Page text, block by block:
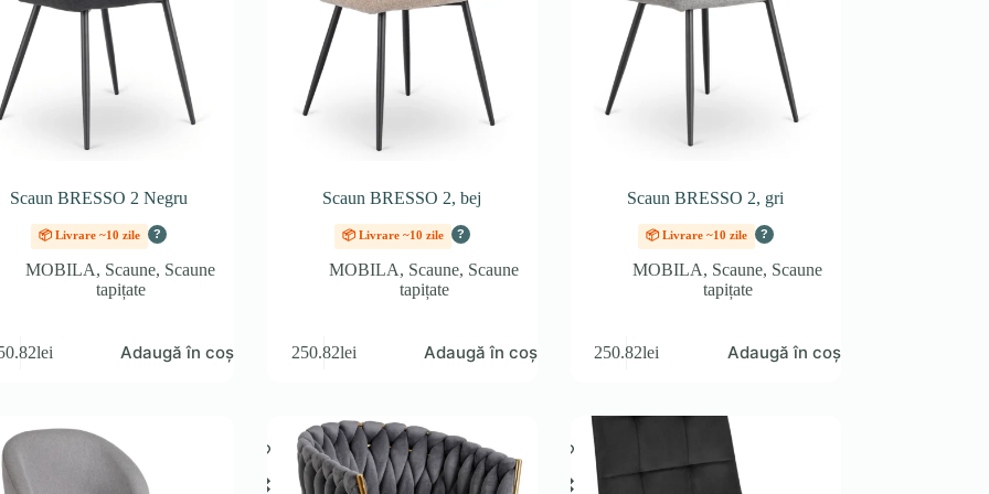
Scaun BRESSO 2 Negru
📦 Livrare ~10 zile ?
MOBILA, Scaune, Scaune
tapițate
lei Adaugă în coș
Scaun BRESSO 2, bej
📦 Livrare ~10 zile ?
MOBILA, Scaune, Scaune
tapițate
250.82lei Adaugă în coș
Scaun BRESSO 2, gri
📦 Livrare ~10 zile ?
MOBILA, Scaune, Scaune
tapițate
250.82lei Adaugă în coș